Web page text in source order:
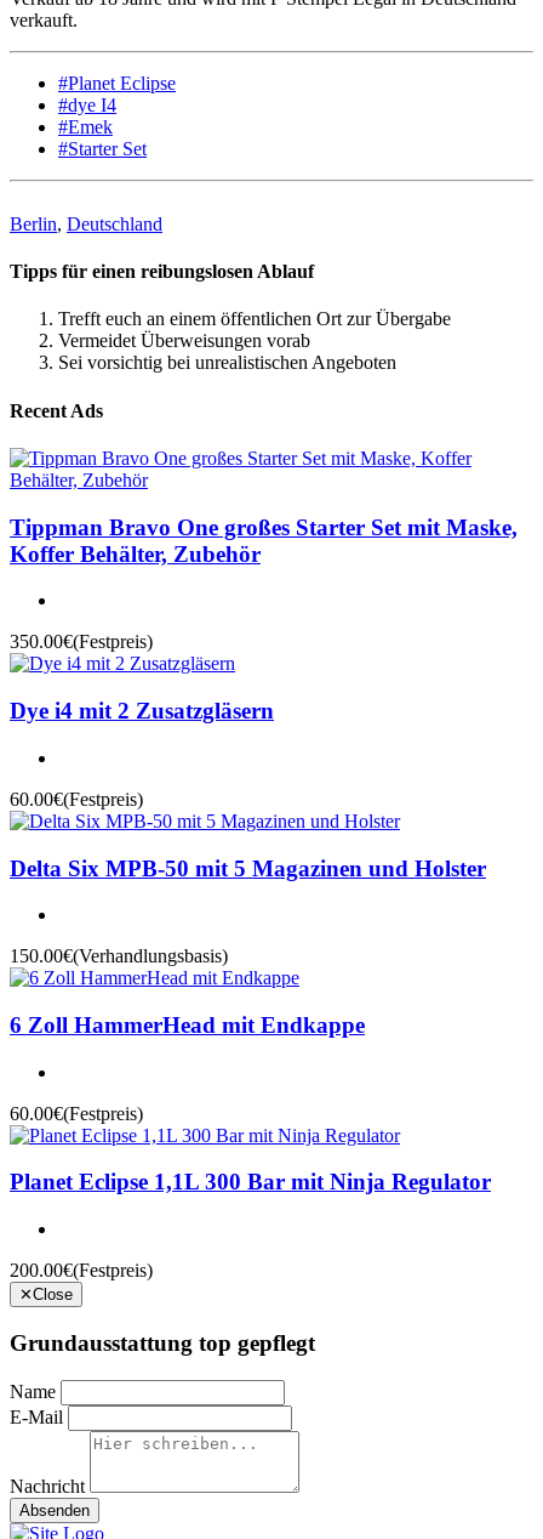
verkauft.
#Planet Eclipse
#dye I4
#Emek
#Starter Set
Berlin, Deutschland
Tipps für einen reibungslosen Ablauf
Trefft euch an einem öffentlichen Ort zur Übergabe
Vermeidet Überweisungen vorab
Sei vorsichtig bei unrealistischen Angeboten
Recent Ads
Tippman Bravo One großes Starter Set mit Maske,
Koffer Behälter, Zubehör
350.00€(Festpreis)
Dye i4 mit 2 Zusatzgläsern
60.00€(Festpreis)
Delta Six MPB-50 mit 5 Magazinen und Holster
150.00€(Verhandlungsbasis)
6 Zoll HammerHead mit Endkappe
60.00€(Festpreis)
Planet Eclipse 1,1L 300 Bar mit Ninja Regulator
200.00€(Festpreis)
✕Close
Grundausstattung top gepflegt
Name
E-Mail
Nachricht
Absenden